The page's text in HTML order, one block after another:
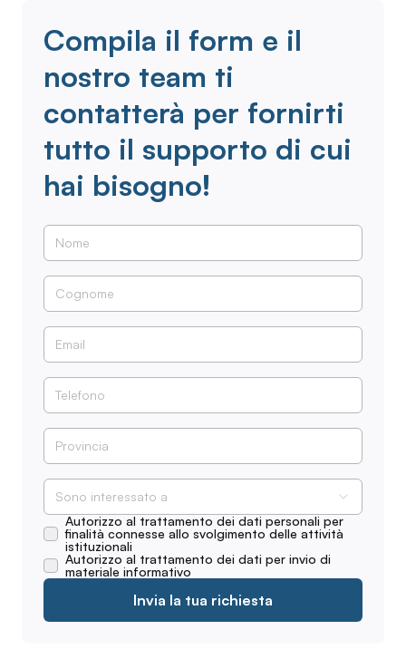
Compila il form e il
nostro team ti
contatterà per fornirti
tutto il supporto di cui
hai bisogno!
Sono interessato a
Autorizzo al trattamento dei dati personali per
finalità connesse allo svolgimento delle attività
istituzionali
Autorizzo al trattamento dei dati per invio di
materiale informativo
Invia la tua richiesta